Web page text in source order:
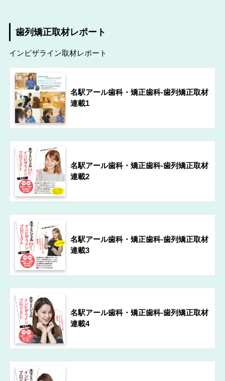
歯列矯正取材レポート
インビザライン取材レポート
名駅アール歯科・矯正歯科-歯列矯正取材
連載1
名駅アール歯科・矯正歯科-歯列矯正取材
連載2
名駅アール歯科・矯正歯科-歯列矯正取材
連載3
名駅アール歯科・矯正歯科-歯列矯正取材
連載4